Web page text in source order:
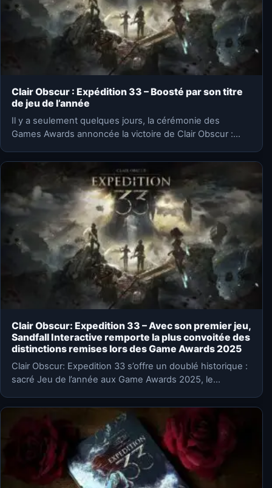
Clair Obscur : Expédition 33 – Boosté par son titre
de jeu de l’année
Il y a seulement quelques jours, la cérémonie des
Games Awards annoncée la victoire de Clair Obscur :…
Clair Obscur: Expedition 33 – Avec son premier jeu,
Sandfall Interactive remporte la plus convoitée des
distinctions remises lors des Game Awards 2025
Clair Obscur: Expedition 33 s’offre un doublé historique :
sacré Jeu de l’année aux Game Awards 2025, le…